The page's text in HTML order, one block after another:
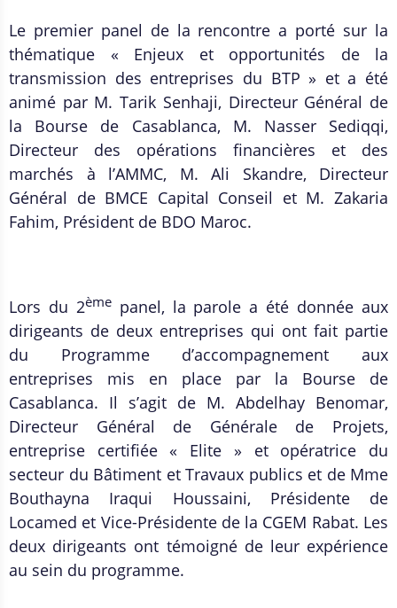
Le premier panel de la rencontre a porté sur la
thématique « Enjeux et opportunités de la
transmission des entreprises du BTP » et a été
animé par M. Tarik Senhaji, Directeur Général de
la Bourse de Casablanca, M. Nasser Sediqqi,
Directeur des opérations financières et des
marchés à l’AMMC, M. Ali Skandre, Directeur
Général de BMCE Capital Conseil et M. Zakaria
Fahim, Président de BDO Maroc.
Lors du 2èmepanel, la parole a été donnée aux
dirigeants de deux entreprises qui ont fait partie
du Programme d’accompagnement aux
entreprises mis en place par la Bourse de
Casablanca. Il s’agit de M. Abdelhay Benomar,
Directeur Général de Générale de Projets,
entreprise certifiée « Elite » et opératrice du
secteur du Bâtiment et Travaux publics et de Mme
Bouthayna Iraqui Houssaini, Présidente de
Locamed et Vice-Présidente de la CGEM Rabat. Les
deux dirigeants ont témoigné de leur expérience
au sein du programme.